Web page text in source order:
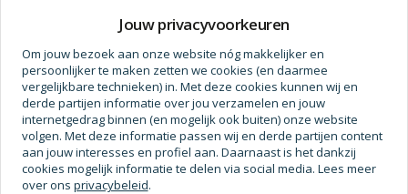
Prijs op aanvraagJouw privacyvoorkeuren
Om jouw bezoek aan onze website nóg makkelijker en
persoonlijker te maken zetten we cookies (en daarmee
vergelijkbare technieken) in. Met deze cookies kunnen wij en
derde partijen informatie over jou verzamelen en jouw
internetgedrag binnen (en mogelijk ook buiten) onze website
volgen. Met deze informatie passen wij en derde partijen content
aan jouw interesses en profiel aan. Daarnaast is het dankzij
cookies mogelijk informatie te delen via social media. Lees meer
over ons privacybeleid.